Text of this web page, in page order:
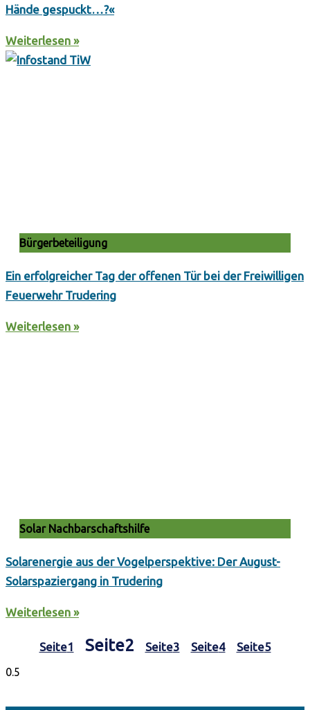
Hände gespuckt…?«
Weiterlesen »
Bürgerbeteiligung
Ein erfolgreicher Tag der offenen Tür bei der Freiwilligen
Feuerwehr Trudering
Weiterlesen »
Solar Nachbarschaftshilfe
Solarenergie aus der Vogelperspektive: Der August-
Solarspaziergang in Trudering
Weiterlesen »
Seite1 Seite2 Seite3 Seite4 Seite5